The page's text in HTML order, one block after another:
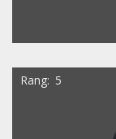
Rang 5